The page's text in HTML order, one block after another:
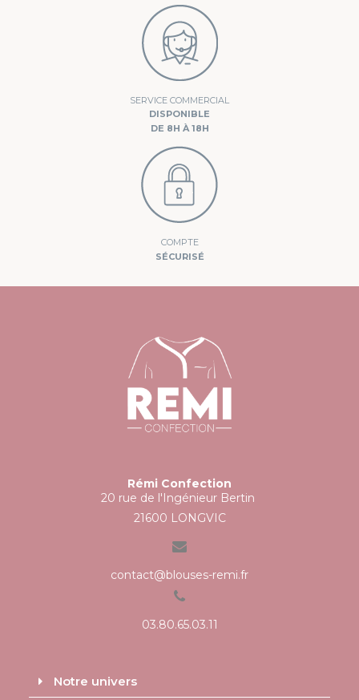
SERVICE COMMERCIAL
DISPONIBLE
DE 8H À 18H
COMPTE
SÉCURISÉ
Rémi Confection
20 rue de l'Ingénieur Bertin
21600 LONGVIC
contact@blouses-remi.fr
03.80.65.03.11
Notre univers